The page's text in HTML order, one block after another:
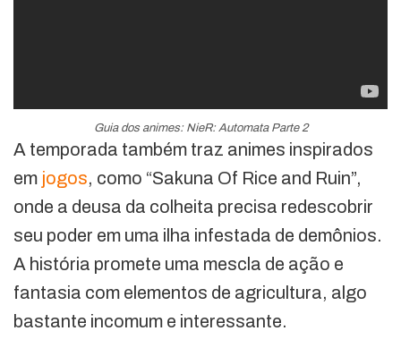
Guia dos animes: NieR: Automata Parte 2
A temporada também traz animes inspirados
em jogos, como “Sakuna Of Rice and Ruin”,
onde a deusa da colheita precisa redescobrir
seu poder em uma ilha infestada de demônios.
A história promete uma mescla de ação e
fantasia com elementos de agricultura, algo
bastante incomum e interessante.